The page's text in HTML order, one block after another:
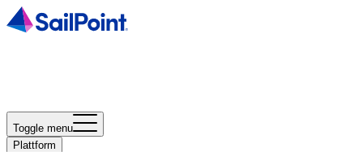
Toggle menu
Plattform